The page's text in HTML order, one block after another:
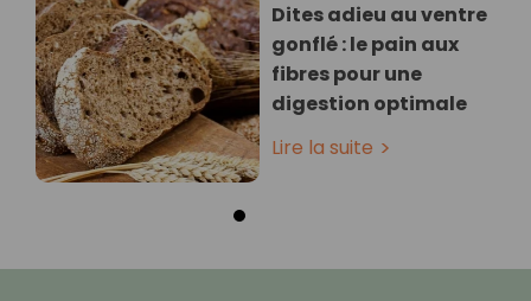
Dites adieu au ventre
gonflé : le pain aux
fibres pour une
digestion optimale
Lire la suite